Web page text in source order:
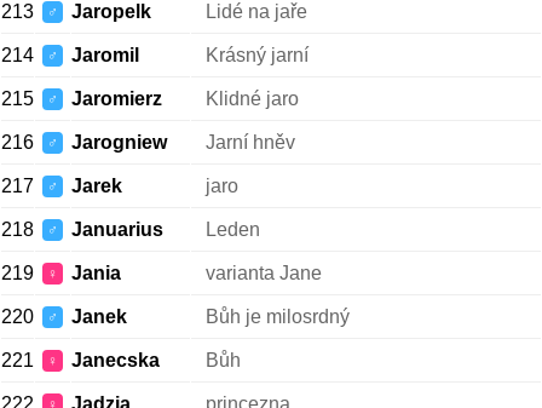
213 ♂ Jaropelk Lidé na jaře
214 ♂ Jaromil Krásný jarní
215 ♂ Jaromierz Klidné jaro
216 ♂ Jarogniew Jarní hněv
217 ♂ Jarek jaro
218 ♂ Januarius Leden
219 ♀ Jania varianta Jane
220 ♂ Janek Bůh je milosrdný
221 ♀ Janecska Bůh
222 ♀ Jadzia princezna